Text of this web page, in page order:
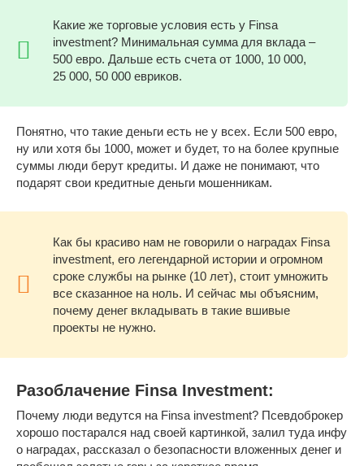
Какие же торговые условия есть у Finsa
investment? Минимальная сумма для вклада –
500 евро. Дальше есть счета от 1000, 10 000,
25 000, 50 000 евриков.
Понятно, что такие деньги есть не у всех. Если 500 евро,
ну или хотя бы 1000, может и будет, то на более крупные
суммы люди берут кредиты. И даже не понимают, что
подарят свои кредитные деньги мошенникам.
Как бы красиво нам не говорили о наградах Finsa
investment, его легендарной истории и огромном
сроке службы на рынке (10 лет), стоит умножить
все сказанное на ноль. И сейчас мы объясним,
почему денег вкладывать в такие вшивые
проекты не нужно.
Разоблачение Finsa Investment:
Почему люди ведутся на Finsa investment? Псевдоброкер
хорошо постарался над своей картинкой, залил туда инфу
о наградах, рассказал о безопасности вложенных денег и